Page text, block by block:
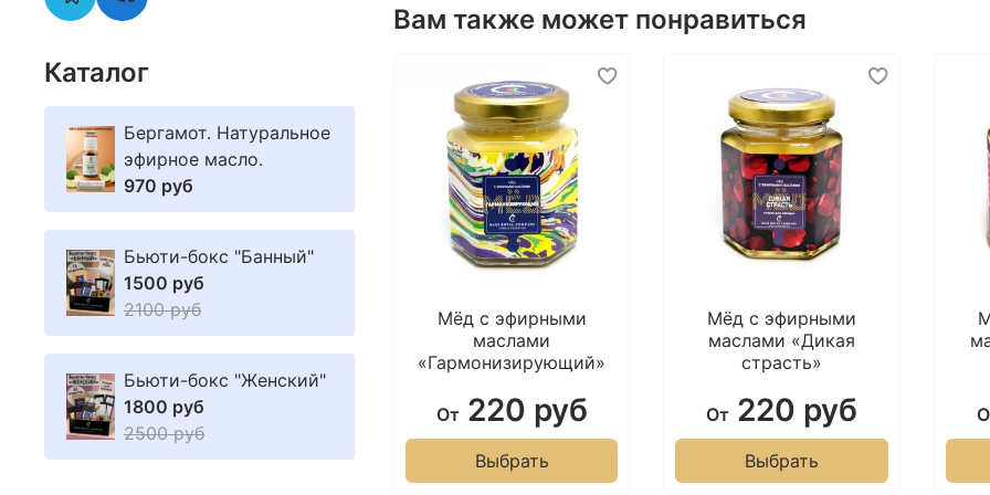
Вам также может понравиться
Мёд с эфирными
маслами
«Гармонизирующий»
От 220 руб
Выбрать
Мёд с эфирными
маслами «Дикая
страсть»
От 220 руб
Выбрать
Каталог
Бергамот. Натуральное
эфирное масло.
970 руб
Бьюти-бокс "Банный"
1500 руб
2100 руб
Бьюти-бокс "Женский"
1800 руб
2500 руб